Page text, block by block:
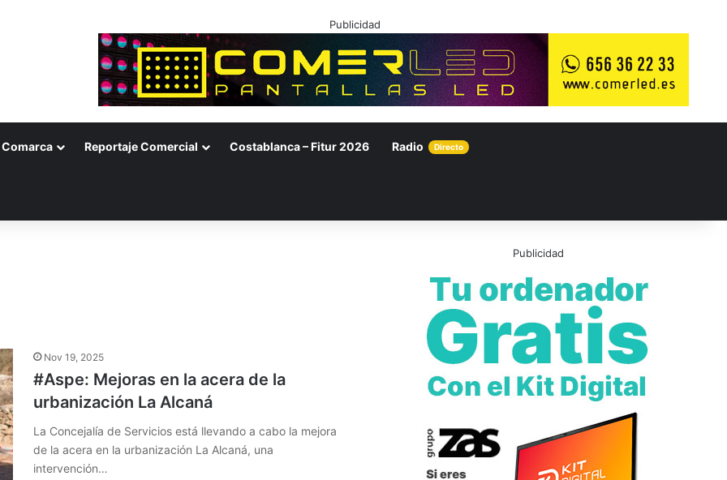
Publicidad
Comarca Reportaje Comercial Costablanca – Fitur 2026 Radio Directo
Nov 19, 2025
#Aspe: Mejoras en la acera de la
urbanización La Alcaná
La Concejalía de Servicios está llevando a cabo la mejora
de la acera en la urbanización La Alcaná, una
intervención…
Publicidad